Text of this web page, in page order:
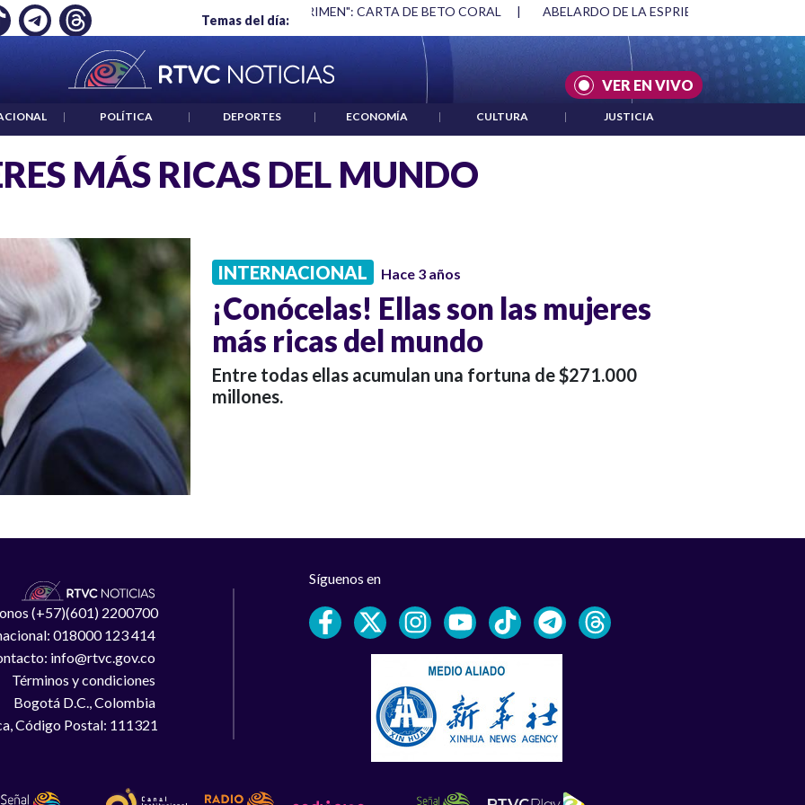
Temas del día:
EMPLEO: JP MORGAN "HABLAR NO ES UN CRIMEN": CARTA DE BETO CORAL | ABELARDO DE LA ESPRIELLA Y DMG
VER EN VIVO
| POLÍTICA | DEPORTES | ECONOMÍA | CULTURA | JUSTICIA
MÁS RICAS DEL MUNDO
INTERNACIONAL Hace 3 años
¡Conócelas! Ellas son las mujeres
más ricas del mundo
Entre todas ellas acumulan una fortuna de $271.000
millones.
(+57)(601) 2200700
018000 123 414
info@rtvc.gov.co
Términos y condiciones
Bogotá D.C., Colombia
Código Postal: 111321
Síguenos en